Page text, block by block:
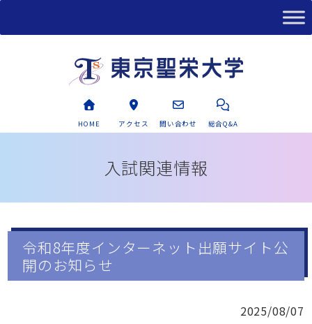
HOME アクセス 問い合わせ 総合Q&A
入試関連情報
令和8年度インターネット出願サイト公
開のお知らせ
2025/08/07